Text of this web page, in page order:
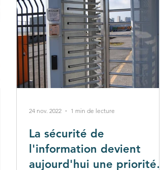
La sécurité de
l'information devient
aujourd'hui une priorité
24 nov. 2022 1 min de lecture